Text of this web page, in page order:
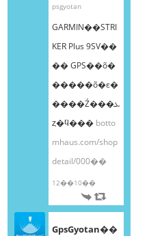
psgyotan
GARMIN��STRI
KER Plus 9SV��
�� GPS��õ�
�����õ�ε�
����Ź���ܥ
ȥ�ϥ��� botto
mhaus.com/shop
detail/000��
12��10��
GpsGyotan��